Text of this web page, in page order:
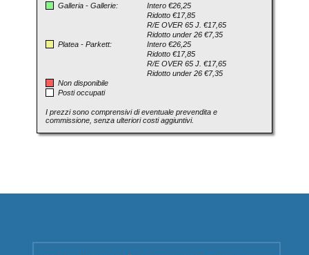
Galleria - Gallerie:
Intero €26,25
Ridotto €17,85
R/E OVER 65 J. €17,65
Ridotto under 26 €7,35
Platea - Parkett:
Intero €26,25
Ridotto €17,85
R/E OVER 65 J. €17,65
Ridotto under 26 €7,35
Non disponibile
Posti occupati
I prezzi sono comprensivi di eventuale prevendita e
commissione, senza ulteriori costi aggiuntivi.